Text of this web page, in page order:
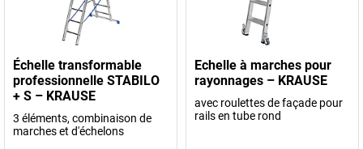
Échelle transformable
professionnelle STABILO
+ S – KRAUSE
3 éléments, combinaison de
marches et d'échelons
Echelle à marches pour
rayonnages – KRAUSE
avec roulettes de façade pour
rails en tube rond